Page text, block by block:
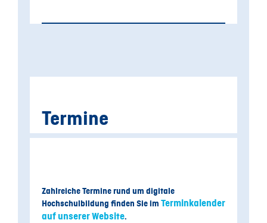
Termine
Zahlreiche Termine rund um digitale
Hochschulbildung finden Sie im Terminkalender
auf unserer Website.